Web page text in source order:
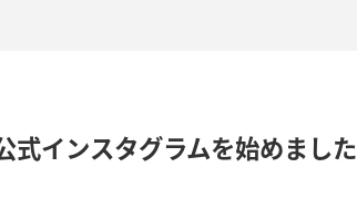
式インスタグラムを始めました